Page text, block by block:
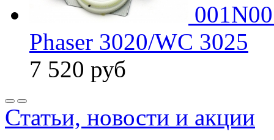
Phaser 3020/WC 3025
7 520 руб
Статьи, новости и акции